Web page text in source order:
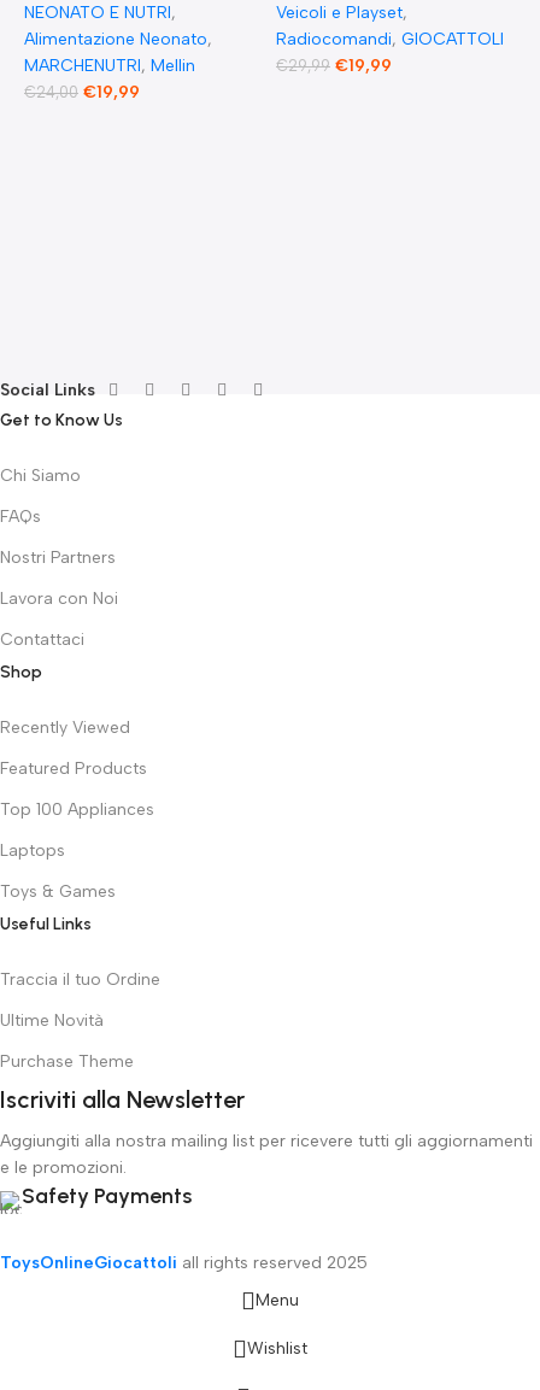
carne 2 Verdure 2
Pesce 2 Frutta e 1
Biscotto Granulato
NEONATO E NUTRI,
Alimentazione Neonato,
MARCHENUTRI, Mellin
€24,00 €19,99
Fast & Furious
Radio Comandata
Veicoli e Playset,
Radiocomandi, GIOCATTOLI
€29,99 €19,99
Social Links
Get to Know Us
Chi Siamo
FAQs
Nostri Partners
Lavora con Noi
Contattaci
Shop
Recently Viewed
Featured Products
Top 100 Appliances
Laptops
Toys & Games
Useful Links
Traccia il tuo Ordine
Ultime Novità
Purchase Theme
Iscriviti alla Newsletter
Aggiungiti alla nostra mailing list per ricevere tutti gli aggiornamenti
e le promozioni.
Safety Payments
ToysOnlineGiocattoli all rights reserved 2025
Menu
Wishlist